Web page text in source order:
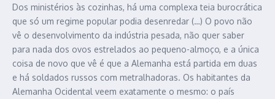
Dos ministérios às cozinhas, há uma complexa teia burocrática
que só um regime popular podia desenredar (…) O povo não
vê o desenvolvimento da indústria pesada, não quer saber
para nada dos ovos estrelados ao pequeno-almoço, e a única
coisa de novo que vê é que a Alemanha está partida em duas
e há soldados russos com metralhadoras. Os habitantes da
Alemanha Ocidental veem exatamente o mesmo: o país